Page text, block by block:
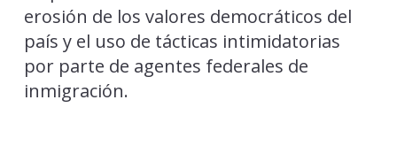
erosión de los valores democráticos del
país y el uso de tácticas intimidatorias
por parte de agentes federales de
inmigración.